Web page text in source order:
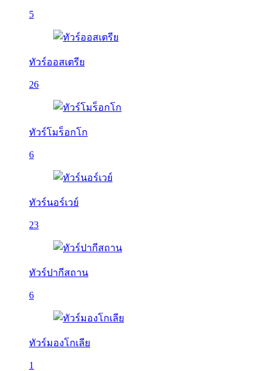
5
ทัวร์ออสเตรีย
26
ทัวร์โมร็อกโก
6
ทัวร์นอร์เวย์
23
ทัวร์ปากีสถาน
6
ทัวร์มองโกเลีย
1